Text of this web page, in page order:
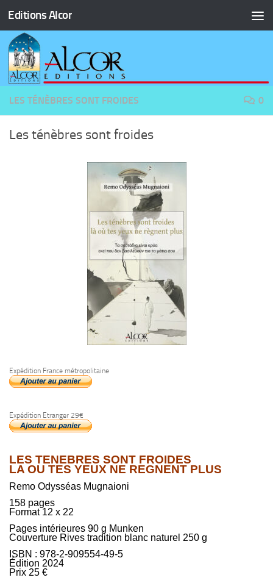
Skip to content
Editions Alcor
LES TÉNÈBRES SONT FROIDES 0
Les ténèbres sont froides
Expédition France métropolitaine
Expédition Etranger 29€
LES TENEBRES SONT FROIDES
LA OU TES YEUX NE REGNENT PLUS
Remo Odysséas Mugnaioni
158 pages
Format 12 x 22
Pages intérieures 90 g Munken
Couverture Rives tradition blanc naturel 250 g
ISBN : 978-2-909554-49-5
Édition 2024
Prix 25 €